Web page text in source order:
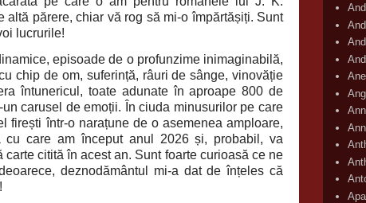
altă părere, chiar vă rog să mi-o împărtășiți. Sunt
lucrurile!
episoade de o profunzime inimaginabilă,
chip de om, suferință, râuri de sânge, vinovăție
întunericul, toate adunate în aproape 800 de
carusel de emoții. În ciuda minusurilor pe care
firești într-o narațune de o asemenea amploare,
cu care am început anul 2026 și, probabil, va
carte citită în acest an. Sunt foarte curioasă ce ne
deznodământul mi-a dat de înțeles că